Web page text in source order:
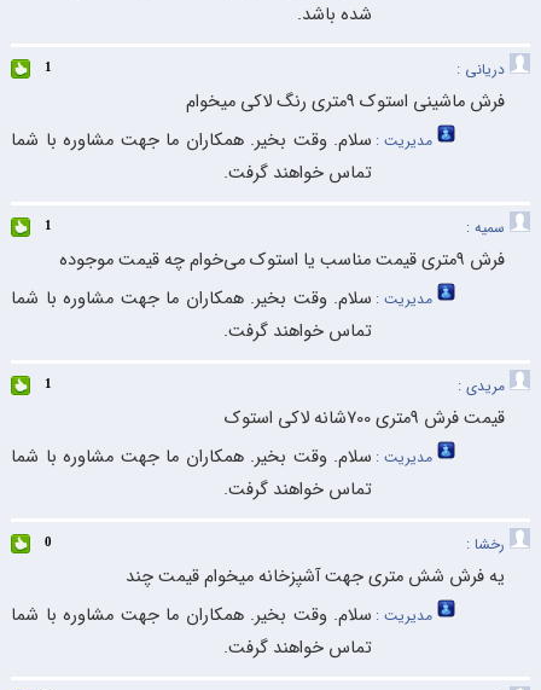
شده باشد.
دریانی : 1
فرش ماشینی استوک 9متری رنگ لاکی میخوام
مدیریت : سلام. وقت بخیر. همکاران ما جهت مشاوره با شما
تماس خواهند گرفت.
سمیه : 1
فرش ۹متری قیمت مناسب یا استوک می‌خوام چه قیمت موجوده
مدیریت : سلام. وقت بخیر. همکاران ما جهت مشاوره با شما
تماس خواهند گرفت.
مریدی : 1
قیمت فرش 9متری 700شانه لاکی استوک
مدیریت : سلام. وقت بخیر. همکاران ما جهت مشاوره با شما
تماس خواهند گرفت.
رخشا : 0
یه فرش شش متری جهت آشپزخانه میخوام قیمت چند
مدیریت : سلام. وقت بخیر. همکاران ما جهت مشاوره با شما
تماس خواهند گرفت.